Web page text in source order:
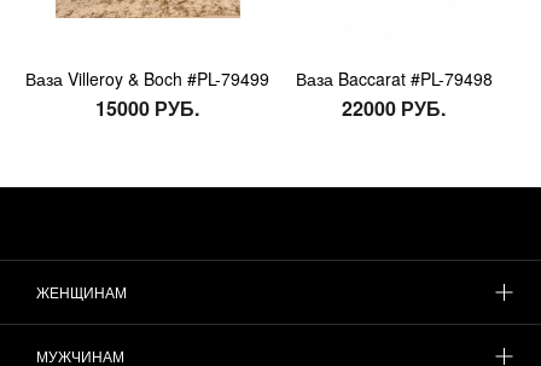
Ваза Villeroy & Boch #PL-79499
15000 РУБ.
Ваза Baccarat #PL-79498
22000 РУБ.
ЖЕНЩИНАМ
МУЖЧИНАМ